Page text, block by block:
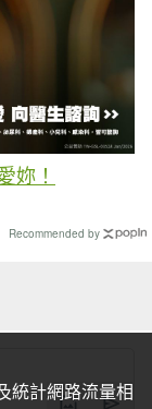
妳！
Recommended by
統計網路流量相